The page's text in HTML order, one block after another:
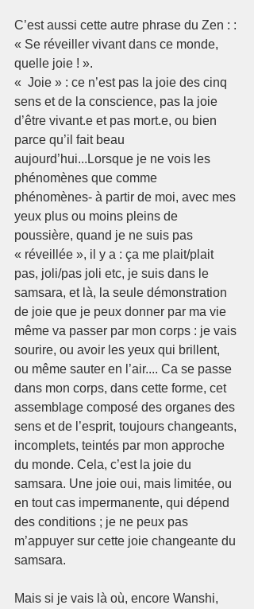
C’est aussi cette autre phrase du Zen : :
« Se réveiller vivant dans ce monde,
quelle joie ! ».
«  Joie » : ce n’est pas la joie des cinq
sens et de la conscience, pas la joie
d’être vivant.e et pas mort.e, ou bien
parce qu’il fait beau
aujourd’hui...Lorsque je ne vois les
phénomènes que comme
phénomènes- à partir de moi, avec mes
yeux plus ou moins pleins de
poussière, quand je ne suis pas
« réveillée », il y a : ça me plait/plait
pas, joli/pas joli etc, je suis dans le
samsara, et là, la seule démonstration
de joie que je peux donner par ma vie
même va passer par mon corps : je vais
sourire, ou avoir les yeux qui brillent,
ou même sauter en l’air.... Ca se passe
dans mon corps, dans cette forme, cet
assemblage composé des organes des
sens et de l’esprit, toujours changeants,
incomplets, teintés par mon approche
du monde. Cela, c’est la joie du
samsara. Une joie oui, mais limitée, ou
en tout cas impermanente, qui dépend
des conditions ; je ne peux pas
m’appuyer sur cette joie changeante du
samsara.
Mais si je vais là où, encore Wanshi,